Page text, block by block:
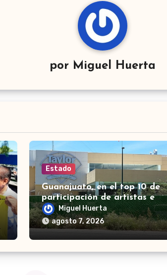
por Miguel Huerta
Estado
Guanajuato, en el top 10 de
participación de artistas en
México Canta, señalan en
mañanera
Miguel Huerta
agosto 7, 2026